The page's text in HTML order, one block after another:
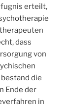
erteilt,
dass
von
die
Ende der
in